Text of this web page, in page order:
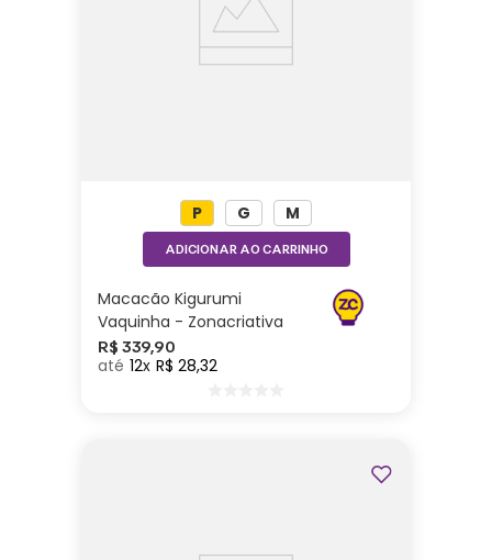
Macacão Kigurumi
Vaquinha - Zonacriativa
R$ 339,90
12 R$ 28,32
P G M
ADICIONAR AO CARRINHO